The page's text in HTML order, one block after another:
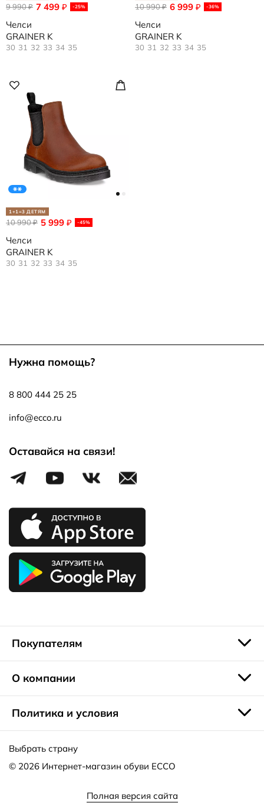
7 499 ₽ -25%
9 990₽
Челси
GRAINER K
30 31 32 33 34 35
6 999 ₽ -36%
10 990₽
Челси
GRAINER K
30 31 32 33 34 35
1+1=3 ДЕТЯМ
5 999 ₽ -45%
10 990₽
Челси
GRAINER K
30 31 32 33 34 35
Нужна помощь?
8 800 444 25 25
info@ecco.ru
Оставайся на связи!
Покупателям
О компании
Политика и условия
Выбрать страну
© 2026 Интернет-магазин обуви ECCO
Полная версия сайта